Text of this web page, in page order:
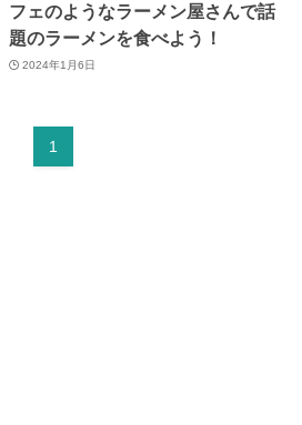
フェのようなラーメン屋さんで話
題のラーメンを食べよう！
2024年1月6日
1